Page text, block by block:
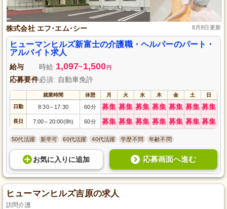
株式会社 エフ･エム･シー 8月8日更新
ヒューマンヒルズ新富士の介護職・ヘルパーのパート・
アルバイト求人
給与 時給 1,097~1,500 円
応募要件必須: 自動車免許
就業時間 休憩 月 火 水 木 金 土 日
日勤 8:30～ 17:30 60分 募集 募集 募集 募集 募集 募集 募集
長日 7:00～ 20:00(8h) 60分 募集 募集 募集 募集 募集 募集 募集
50代活躍 新卒可 60代活躍 40代活躍 学歴不問 年齢不問
お気に入り に追加 応募画面へ進む
ヒューマンヒルズ吉原の求人
訪問介護